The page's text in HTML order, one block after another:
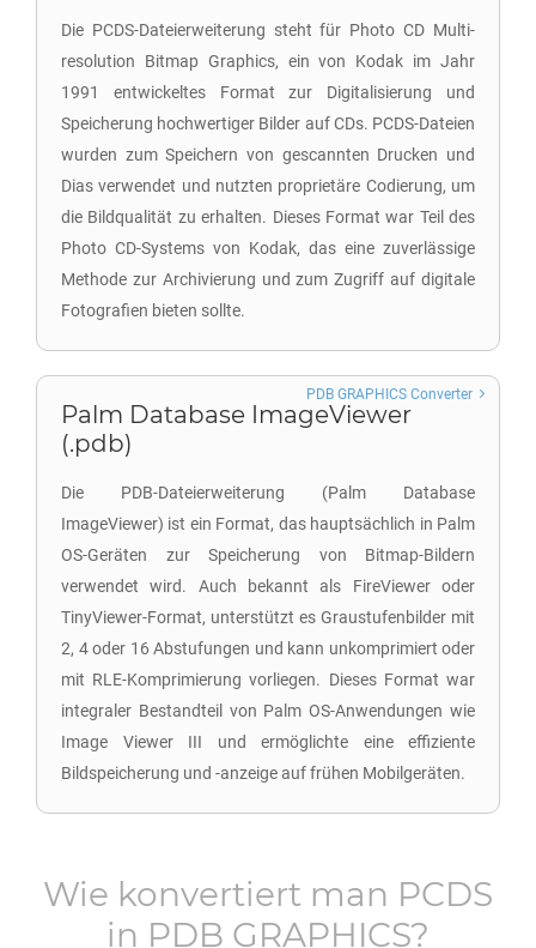
Die PCDS-Dateierweiterung steht für Photo CD Multi-
resolution Bitmap Graphics, ein von Kodak im Jahr
1991 entwickeltes Format zur Digitalisierung und
Speicherung hochwertiger Bilder auf CDs. PCDS-Dateien
wurden zum Speichern von gescannten Drucken und
Dias verwendet und nutzten proprietäre Codierung, um
die Bildqualität zu erhalten. Dieses Format war Teil des
Photo CD-Systems von Kodak, das eine zuverlässige
Methode zur Archivierung und zum Zugriff auf digitale
Fotografien bieten sollte.
Palm Database ImageViewer
(.pdb)
Die PDB-Dateierweiterung (Palm Database
ImageViewer) ist ein Format, das hauptsächlich in Palm
OS-Geräten zur Speicherung von Bitmap-Bildern
verwendet wird. Auch bekannt als FireViewer oder
TinyViewer-Format, unterstützt es Graustufenbilder mit
2, 4 oder 16 Abstufungen und kann unkomprimiert oder
mit RLE-Komprimierung vorliegen. Dieses Format war
integraler Bestandteil von Palm OS-Anwendungen wie
Image Viewer III und ermöglichte eine effiziente
Bildspeicherung und -anzeige auf frühen Mobilgeräten.
PDB GRAPHICS Converter
Wie konvertiert man PCDS
in PDB GRAPHICS?